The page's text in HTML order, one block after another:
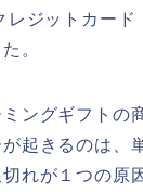
レジットカー
。
ングギフトの
起きるのは、
れが１つの原